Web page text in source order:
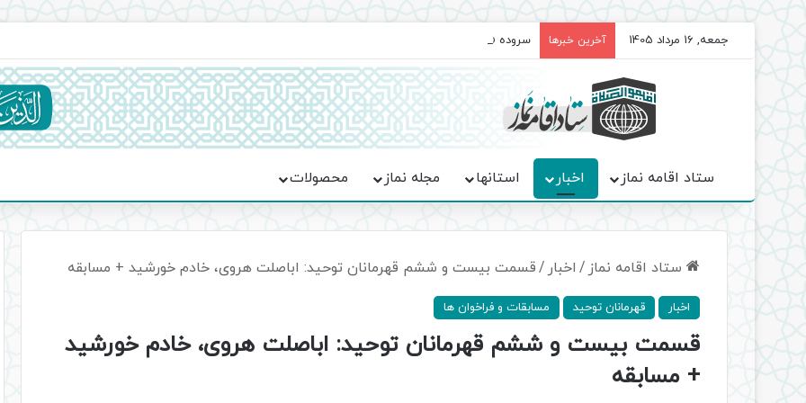
جمعه, 16 مرداد 1405 آخرین خبرها سروده‌ «اربعین»؛ روایت حماسه، استقامت و تمدن‌سازی امت اسلامی
ستاد اقامه نماز اخبار استانها مجله نماز محصولات
ستاد اقامه نماز / اخبار /قسمت بیست و ششم قهرمانان توحید: اباصلت هروی، خادم خورشید + مسابقه
اخبار قهرمانان توحید مسابقات و فراخوان ها
قسمت بیست و ششم قهرمانان توحید: اباصلت هروی، خادم خورشید
+ مسابقه